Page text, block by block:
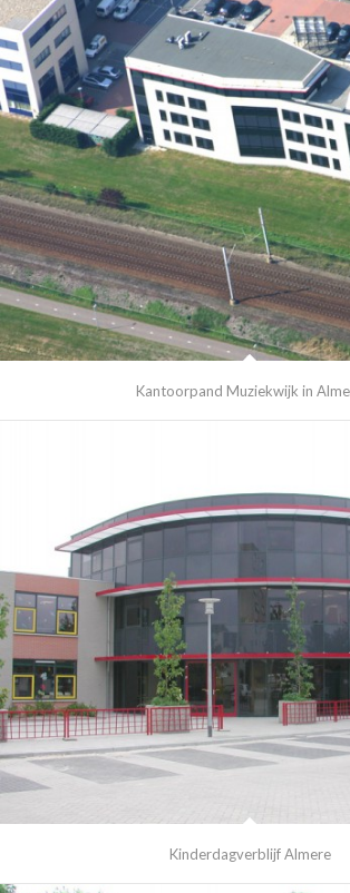
Kantoorpand Muziekwijk in
Kinderdagverblijf Almere